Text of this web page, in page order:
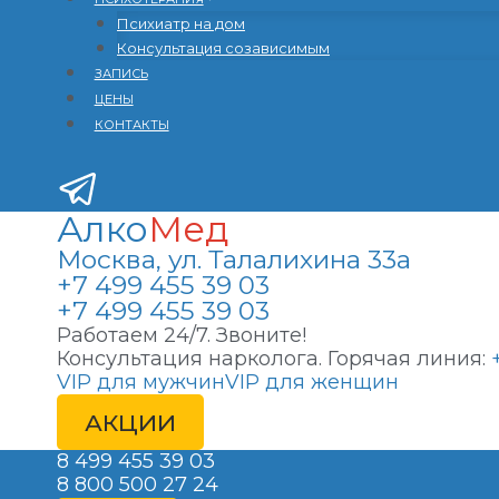
Психиатр на дом
Консультация созависимым
ЗАПИСЬ
ЦЕНЫ
КОНТАКТЫ
АлкоМед
Москва, ул. Талалихина 33а
+7 499 455 39 03
+7 499 455 39 03
Работаем 24/7. Звоните!
Консультация нарколога. Горячая линия:
VIP для мужчинVIP для женщин
АКЦИИ
8 499 455 39 03
8 800 500 27 24